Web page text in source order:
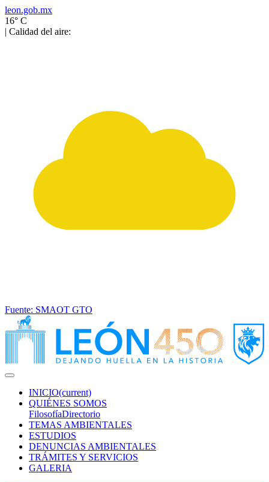
leon.gob.mx
16° C
| Calidad del aire:
Fuente: SMAOT GTO
INICIO(current)
QUIÉNES SOMOS
FilosofíaDirectorio
TEMAS AMBIENTALES
ESTUDIOS
DENUNCIAS AMBIENTALES
TRÁMITES Y SERVICIOS
GALERIA